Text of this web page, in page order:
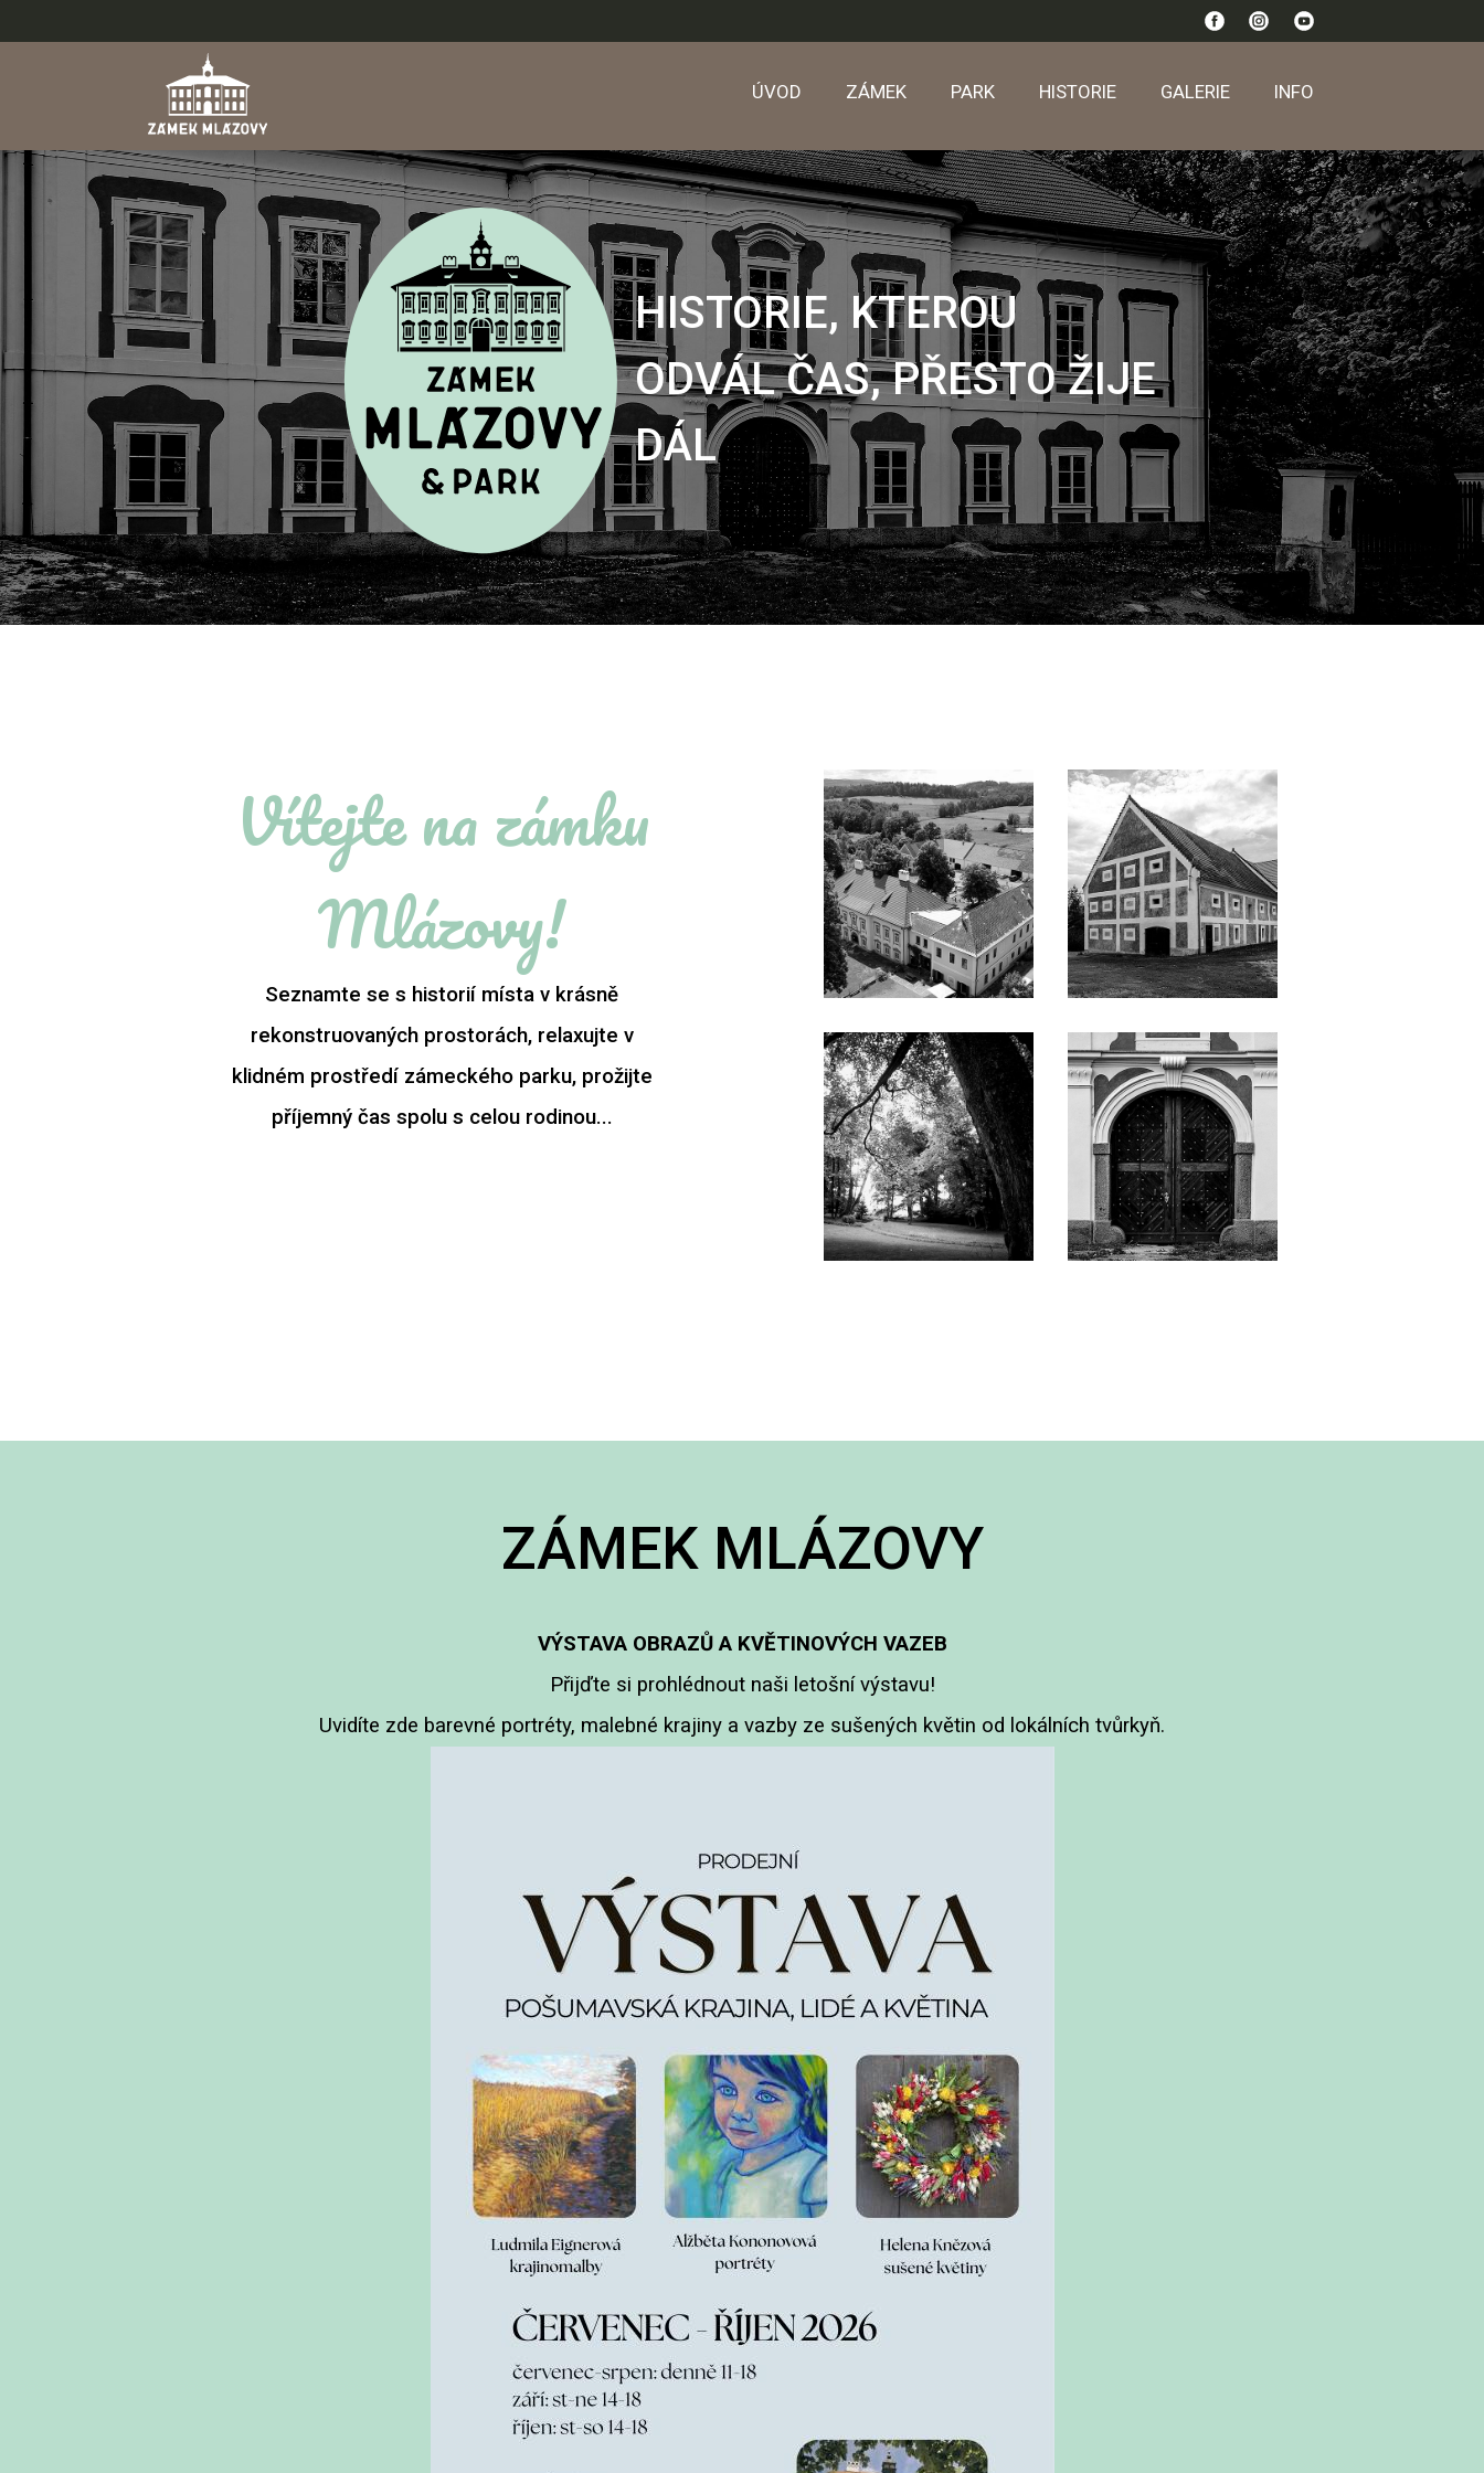
ÚVOD ZÁMEK PARK HISTORIE GALERIE INFO
HISTORIE, KTEROU
ODVÁL ČAS, PŘESTO ŽIJE
DÁL
Vítejte na zámku
Mlázovy!
Seznamte se s historií místa v krásně
rekonstruovaných prostorách, relaxujte v
klidném prostředí zámeckého parku, prožijte
příjemný čas spolu s celou rodinou...
ZÁMEK MLÁZOVY
VÝSTAVA OBRAZŮ A KVĚTINOVÝCH VAZEB
Přijďte si prohlédnout naši letošní výstavu!
Uvidíte zde barevné portréty, malebné krajiny a vazby ze sušených květin od lokálních tvůrkyň.